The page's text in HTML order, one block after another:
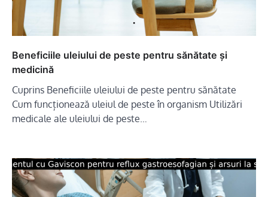
Beneficiile uleiului de peste pentru sănătate și
medicină
Cuprins Beneficiile uleiului de peste pentru sănătate
Cum funcționează uleiul de peste în organism Utilizări
medicale ale uleiului de peste…